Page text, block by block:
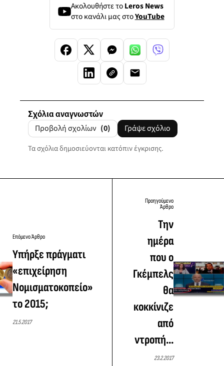
Ακολουθήστε τοLeros News
στο κανάλι μας στοYouTube
Σχόλια αναγνωστών
Προβολή σχολίων (0) Γράψε σχόλιο
Τα σχόλια δημοσιεύονται κατόπιν έγκρισης.
Επόμενο Άρθρο
Υπήρξε πράγματι
«επιχείρηση
Νομισματοκοπείο»
το 2015;
21.5.2017
Προηγούμενο
Άρθρο
Την
ημέρα
που ο
Γκέμπελς
θα
κοκκίνιζε
από
ντροπή...
23.2.2017